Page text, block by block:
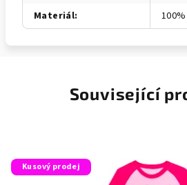
Materiál:
Související
Kusový prodej